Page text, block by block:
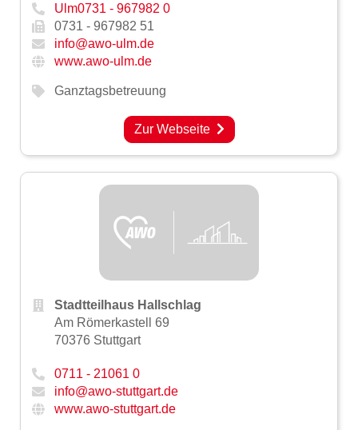
Ulm0731 - 967982 0
0731 - 967982 51
info@awo-ulm.de
www.awo-ulm.de
Ganztagsbetreuung
Zur Webseite
Stadtteilhaus Hallschlag
Am Römerkastell 69
70376 Stuttgart
0711 - 21061 0
info@awo-stuttgart.de
www.awo-stuttgart.de